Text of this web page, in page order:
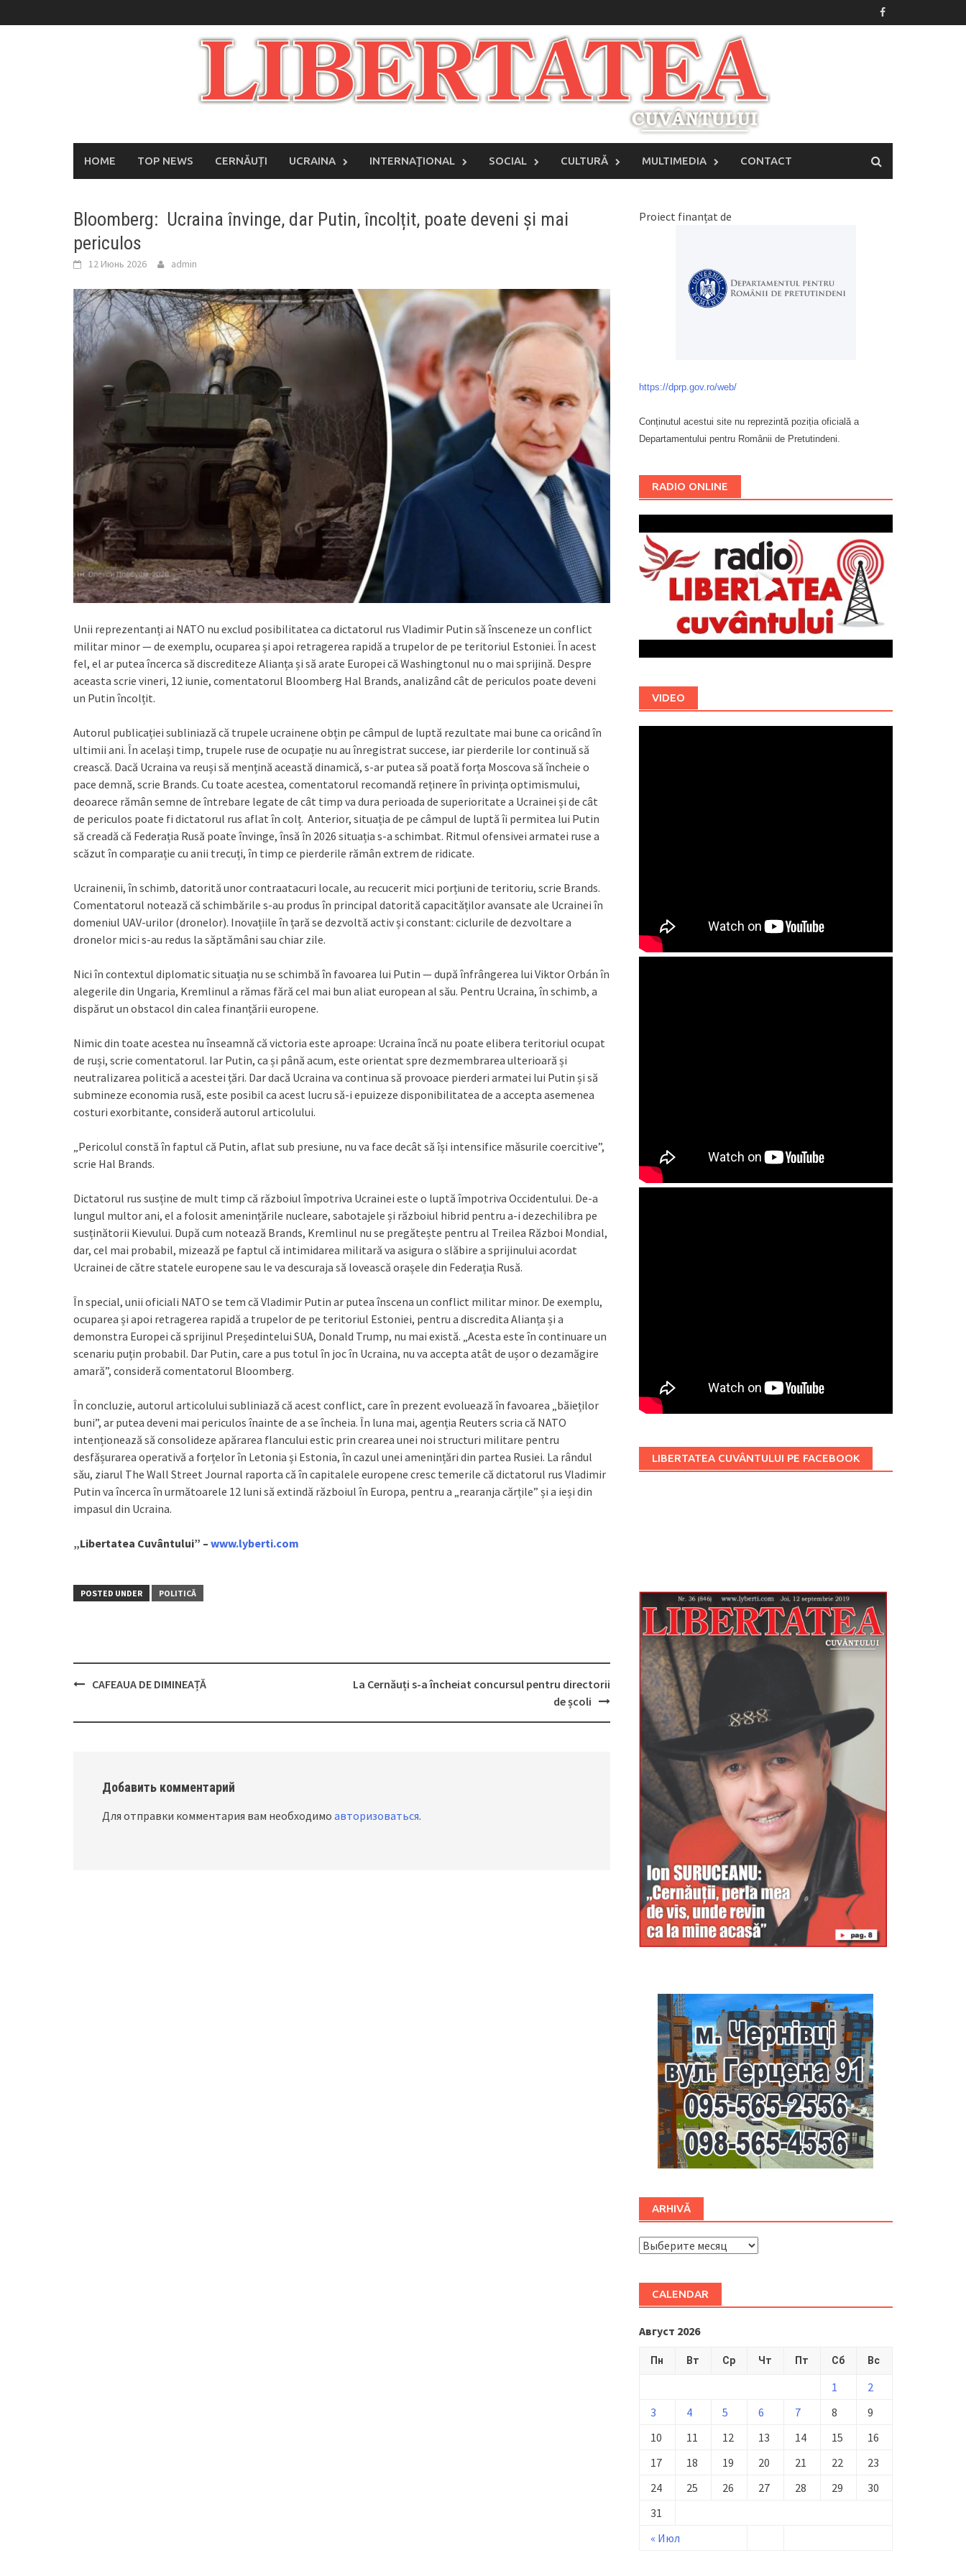
to
HOME TOP NEWS CERNĂUȚI UCRAINA INTERNAŢIONAL SOCIAL CULTURĂ MULTIMEDIA CONTACT
Bloomberg: Ucraina învinge, dar Putin, încolțit, poate deveni și mai
periculos
12 Июнь 2026 admin
Unii reprezentanți ai NATO nu exclud posibilitatea ca dictatorul rus Vladimir Putin să însceneze un conflict
militar minor — de exemplu, ocuparea și apoi retragerea rapidă a trupelor de pe teritoriul Estoniei. În acest
fel, el ar putea încerca să discrediteze Alianța și să arate Europei că Washingtonul nu o mai sprijină. Despre
aceasta scrie vineri, 12 iunie, comentatorul Bloomberg Hal Brands, analizând cât de periculos poate deveni
un Putin încolțit.
Autorul publicației subliniază că trupele ucrainene obțin pe câmpul de luptă rezultate mai bune ca oricând în
ultimii ani. În același timp, trupele ruse de ocupație nu au înregistrat succese, iar pierderile lor continuă să
crească. Dacă Ucraina va reuși să mențină această dinamică, s-ar putea să poată forța Moscova să încheie o
pace demnă, scrie Brands. Cu toate acestea, comentatorul recomandă reținere în privința optimismului,
deoarece rămân semne de întrebare legate de cât timp va dura perioada de superioritate a Ucrainei și de cât
de periculos poate fi dictatorul rus aflat în colț. Anterior, situația de pe câmpul de luptă îi permitea lui Putin
să creadă că Federația Rusă poate învinge, însă în 2026 situația s-a schimbat. Ritmul ofensivei armatei ruse a
scăzut în comparație cu anii trecuți, în timp ce pierderile rămân extrem de ridicate.
Ucrainenii, în schimb, datorită unor contraatacuri locale, au recucerit mici porțiuni de teritoriu, scrie Brands.
Comentatorul notează că schimbările s-au produs în principal datorită capacităților avansate ale Ucrainei în
domeniul UAV-urilor (dronelor). Inovațiile în țară se dezvoltă activ și constant: ciclurile de dezvoltare a
dronelor mici s-au redus la săptămâni sau chiar zile.
Nici în contextul diplomatic situația nu se schimbă în favoarea lui Putin — după înfrângerea lui Viktor Orbán în
alegerile din Ungaria, Kremlinul a rămas fără cel mai bun aliat european al său. Pentru Ucraina, în schimb, a
dispărut un obstacol din calea finanțării europene.
Nimic din toate acestea nu înseamnă că victoria este aproape: Ucraina încă nu poate elibera teritoriul ocupat
de ruși, scrie comentatorul. Iar Putin, ca și până acum, este orientat spre dezmembrarea ulterioară și
neutralizarea politică a acestei țări. Dar dacă Ucraina va continua să provoace pierderi armatei lui Putin și să
submineze economia rusă, este posibil ca acest lucru să-i epuizeze disponibilitatea de a accepta asemenea
costuri exorbitante, consideră autorul articolului.
„Pericolul constă în faptul că Putin, aflat sub presiune, nu va face decât să își intensifice măsurile coercitive”,
scrie Hal Brands.
Dictatorul rus susține de mult timp că războiul împotriva Ucrainei este o luptă împotriva Occidentului. De-a
lungul multor ani, el a folosit amenințările nucleare, sabotajele și războiul hibrid pentru a-i dezechilibra pe
susținătorii Kievului. După cum notează Brands, Kremlinul nu se pregătește pentru al Treilea Război Mondial,
dar, cel mai probabil, mizează pe faptul că intimidarea militară va asigura o slăbire a sprijinului acordat
Ucrainei de către statele europene sau le va descuraja să lovească orașele din Federația Rusă.
În special, unii oficiali NATO se tem că Vladimir Putin ar putea înscena un conflict militar minor. De exemplu,
ocuparea și apoi retragerea rapidă a trupelor de pe teritoriul Estoniei, pentru a discredita Alianța și a
demonstra Europei că sprijinul Președintelui SUA, Donald Trump, nu mai există. „Acesta este în continuare un
scenariu puțin probabil. Dar Putin, care a pus totul în joc în Ucraina, nu va accepta atât de ușor o dezamăgire
amară”, consideră comentatorul Bloomberg.
În concluzie, autorul articolului subliniază că acest conflict, care în prezent evoluează în favoarea „băieților
buni”, ar putea deveni mai periculos înainte de a se încheia. În luna mai, agenția Reuters scria că NATO
intenționează să consolideze apărarea flancului estic prin crearea unei noi structuri militare pentru
desfășurarea operativă a forțelor în Letonia și Estonia, în cazul unei amenințări din partea Rusiei. La rândul
său, ziarul The Wall Street Journal raporta că în capitalele europene cresc temerile că dictatorul rus Vladimir
Putin va încerca în următoarele 12 luni să extindă războiul în Europa, pentru a „rearanja cărțile” și a ieși din
impasul din Ucraina.
„Libertatea Cuvântului” – www.lyberti.com
POSTED UNDER POLITICĂ
navigation
CAFEAUA DE DIMINEAȚĂ
La Cernăuți s-a încheiat concursul pentru directorii
de școli
Добавить комментарий
Для отправки комментария вам необходимо авторизоваться.
Proiect finanțat de
https://dprp.gov.ro/web/
Conținutul acestui site nu reprezintă poziția oficială a
Departamentului pentru Românii de Pretutindeni.
RADIO ONLINE
VIDEO
LIBERTATEA CUVÂNTULUI PE FACEBOOK
ARHIVĂ
ARHIVĂ
CALENDAR
Август 2026
Пн Вт Ср Чт Пт Сб Вс
« Июл
1
2
3
4 5 6 7 8
9
10
11 12 13 14 15
16
17
18 19 20 21 22
23
24
25 26 27 28 29
30
31